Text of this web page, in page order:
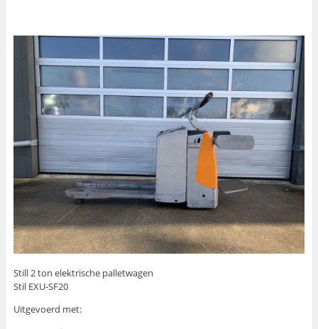
Still 2 ton elektrische palletwagen
Stil EXU-SF20
Uitgevoerd met: